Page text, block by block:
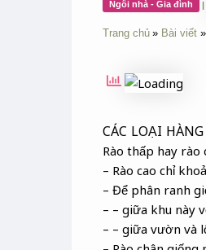
Ngôi nhà - Gia đình |
Trang chủ Bài viết
CÁC LOẠI HÀNG
Rào thấp hay rào
– Rào cao chỉ
– Để phân ranh
– – giữa khu này
– – giữa vườn và